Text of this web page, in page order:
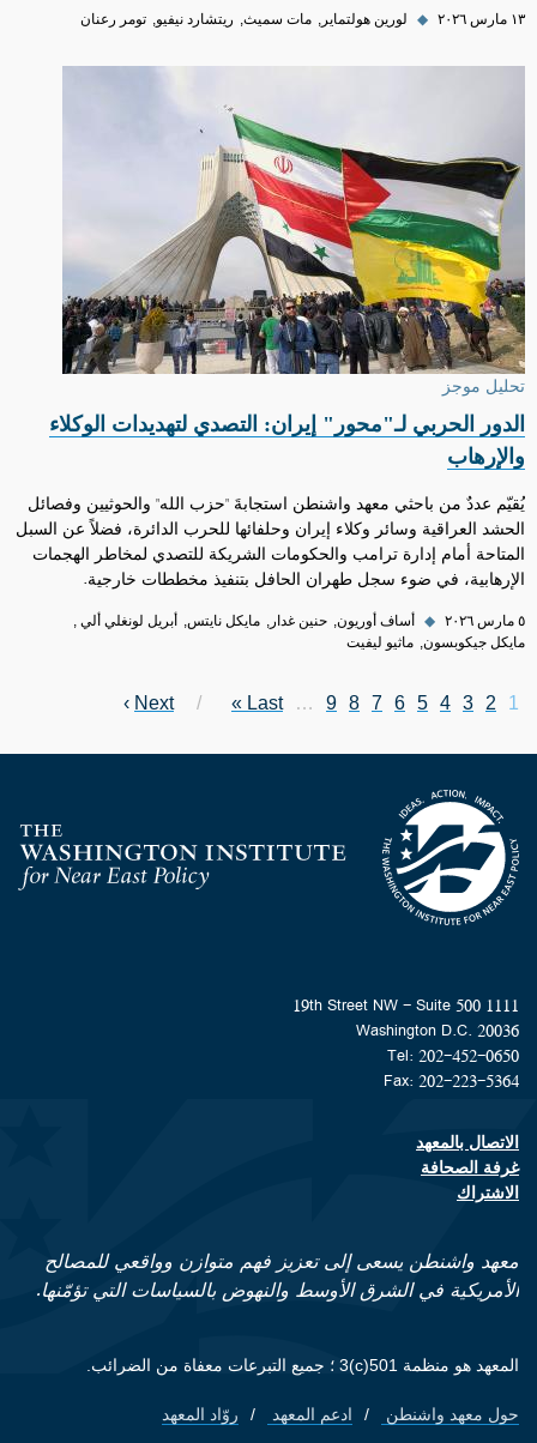
١٣ مارس ٢٠٢٦ ◆ لورين هولتماير مات سميث ريتشارد نيفيو تومر رعنان
تحليل موجز
الدور الحربي لـ"محور" إيران: التصدي لتهديدات الوكلاء
والإرهاب
يُقيّم عددٌ من باحثي معهد واشنطن استجابةَ "حزب الله" والحوثيين وفصائل
الحشد العراقية وسائر وكلاء إيران وحلفائها للحرب الدائرة، فضلاً عن السبل
المتاحة أمام إدارة ترامب والحكومات الشريكة للتصدي لمخاطر الهجمات
الإرهابية، في ضوء سجل طهران الحافل بتنفيذ مخططات خارجية.
٥ مارس ٢٠٢٦ ◆ أساف أوريون حنين غدار مايكل نايتس
أبريل لونغلي ألي
مايكل جيكوبسون ماثيو ليفيت
Pagination
Current page
1
Page
2
Page
3
Page
4
Page
5
Page
6
Page
7
Page
8
Page
9
…
Last page
Last »
Next page
Next
›
Homepage
1111 19th Street NW - Suite 500
Washington D.C. 20036
Tel: 202-452-0650
Fax: 202-223-5364
Footer contact links
الاتصال بالمعهد
غرفة الصحافة
الاشتراك
معهد واشنطن يسعى إلى تعزيز فهم متوازن وواقعي للمصالح
الأمريكية في الشرق الأوسط والنهوض بالسياسات التي تؤمّنها.
المعهد هو منظمة 501(c)3 ؛ جميع التبرعات معفاة من الضرائب.
Footer quick links
حول معهد واشنطن ادعم المعهد روّاد المعهد